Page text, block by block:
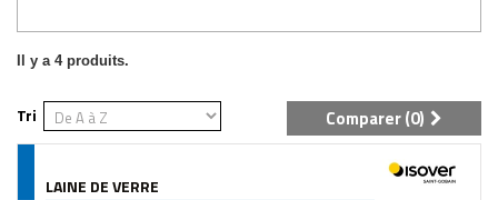
Il y a 4 produits.
Tri Comparer (0)
LAINE DE VERRE